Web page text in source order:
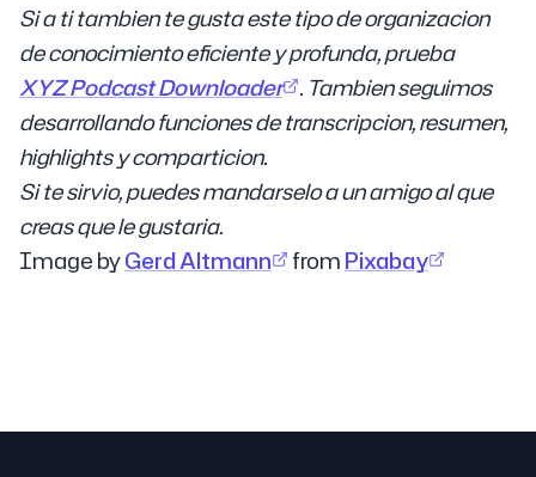
Si a ti tambien te gusta este tipo de organizacion
de conocimiento eficiente y profunda, prueba
XYZ Podcast Downloader . Tambien seguimos
desarrollando funciones de transcripcion, resumen,
highlights y comparticion.
Si te sirvio, puedes mandarselo a un amigo al que
creas que le gustaria.
Image byGerd Altmann fromPixabay